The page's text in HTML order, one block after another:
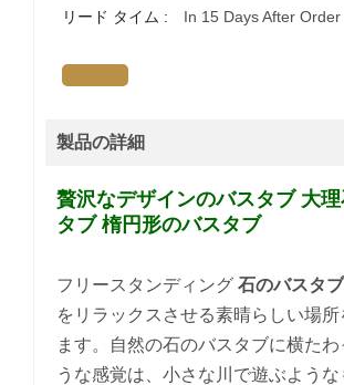
リード タイム : In 15 Days After
製品の詳細
贅沢なデザインのバスタブ大理
タブ楕円形のバスタブ
フリースタンディング 石のバスタブ
をリラックスさせる素晴らしい場所
ます。自然の石のバスタブに横たわ
うな感覚は、小さな川で遊ぶような